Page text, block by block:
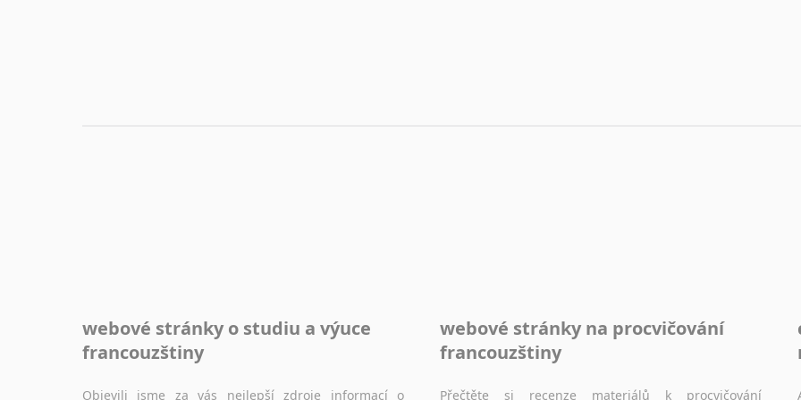
webové stránky o studiu a výuce
francouzštiny
Objevili jsme za vás nejlepší zdroje informací o
webové stránky na procvičování
francouzštiny
Přečtěte si recenze materiálů k procvičování